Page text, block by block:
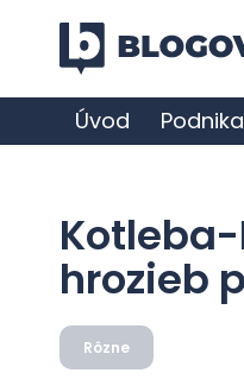
Úvod
hrozieb
Rôzne